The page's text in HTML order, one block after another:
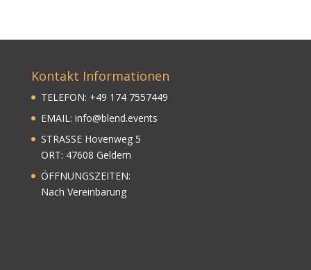
Kontakt Informationen
TELEFON: +49 174 7557449
EMAIL: info@blend.events
STRASSE Hovenweg 5
ORT: 47608 Geldern
ÖFFNUNGSZEITEN:
Nach Vereinbarung